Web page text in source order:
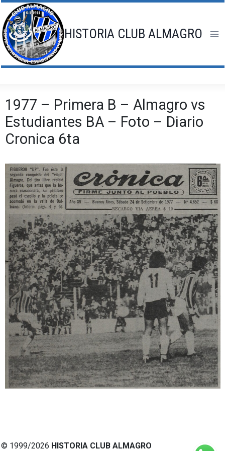
Saltar
al
contenido
HISTORIA CLUB ALMAGRO
1977 – Primera B – Almagro vs
Estudiantes BA – Foto – Diario
Cronica 6ta
© 1999/2026 HISTORIA CLUB ALMAGRO